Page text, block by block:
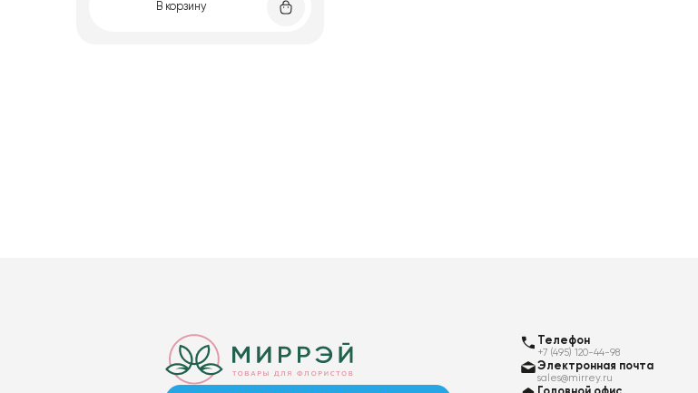
В корзину
Телефон
+7 (495) 120-44-98
Электронная почта
sales@mirrey.ru